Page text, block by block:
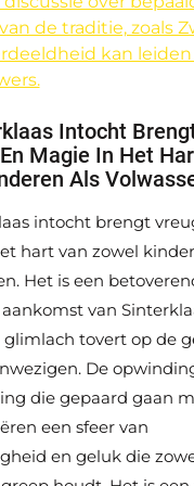
de traditie, zoals
kan
Intocht
Magie In Het
Als
intocht brengt
hart van zowel
Het is een
van
glimlach tovert op de
De
die gepaard gaan
een sfeer van
en geluk die